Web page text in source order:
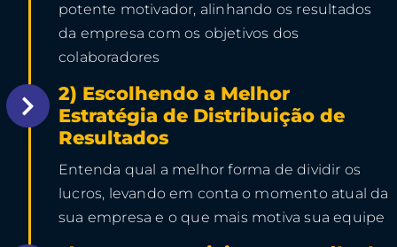
potente motivador, alinhando os resultados
da empresa com os objetivos dos
colaboradores
2) Escolhendo a Melhor
Estratégia de Distribuição de
Resultados
Entenda qual a melhor forma de dividir os
lucros, levando em conta o momento atual da
sua empresa e o que mais motiva sua equipe